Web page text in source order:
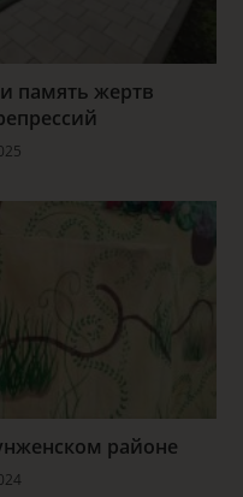
память жертв
районе